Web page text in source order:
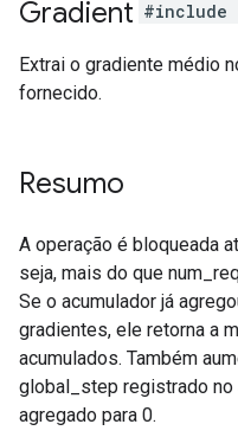
Gradient #include
Extrai o gradiente médio
fornecido.
Resumo
A operação é bloqueada
seja, mais do que
Se o acumulador já
gradientes, ele retorna a
acumulados. Também
global_step registrado no
agregado para 0.